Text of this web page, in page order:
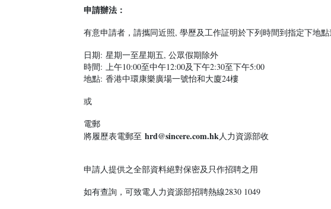
申請辦法：
有意申請者，請攜同近照, 學歷及工作証明於下列時間到指定下地
日期: 星期一至星期五, 公眾假期除外
時間: 上午10:00至中午12:00及下午2:30至下午5:00
地點: 香港中環康樂廣場一號怡和大廈24樓
或
電郵
將履歷表電郵至 hrd@sincere.com.hk人力資源部收
申請人提供之全部資料絕對保密及只作招聘之用
如有查詢，可致電人力資源部招聘熱線2830 1049